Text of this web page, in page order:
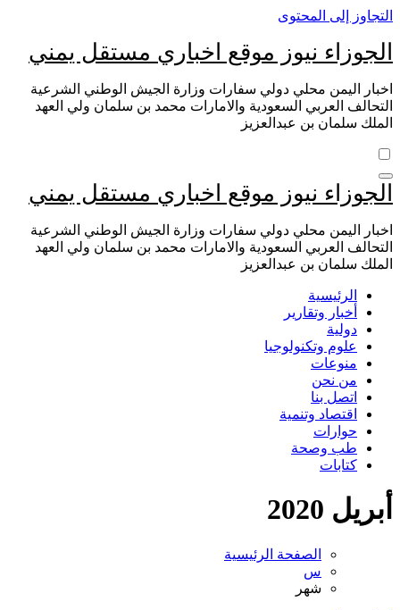
التجاوز إلى المحتوى
الجوزاء نيوز موقع اخباري مستقل يمني
اخبار اليمن محلي دولي سفارات وزارة الجيش الوطني الشرعية
التحالف العربي السعودية والامارات محمد بن سلمان ولي العهد
الملك سلمان بن عبدالعزيز
الجوزاء نيوز موقع اخباري مستقل يمني
اخبار اليمن محلي دولي سفارات وزارة الجيش الوطني الشرعية
التحالف العربي السعودية والامارات محمد بن سلمان ولي العهد
الملك سلمان بن عبدالعزيز
الرئيسية
أخبار وتقارير
دولية
علوم وتكنولوجيا
منوعات
من نحن
اتصل بنا
اقتصاد وتنمية
حوارات
طب وصحة
كتابات
أبريل 2020
الصفحة الرئيسية
س
شهر